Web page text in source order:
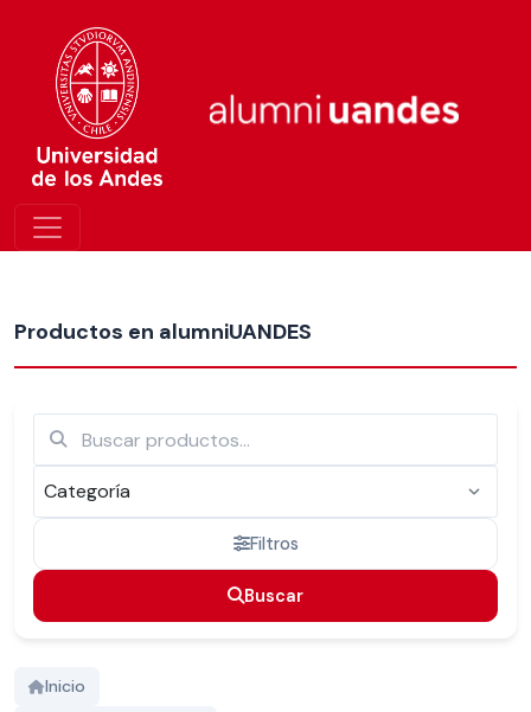
Productos en alumniUANDES
Filtros
Buscar
Inicio